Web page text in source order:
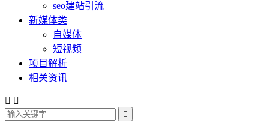
seo建站引流
新媒体类
自媒体
短视频
项目解析
相关资讯
 
